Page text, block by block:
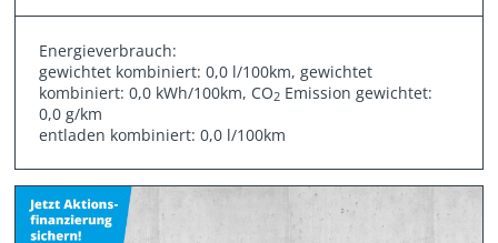
Energieverbrauch:
gewichtet kombiniert: 0,0 l/100km, gewichtet
kombiniert: 0,0 kWh/100km, CO2 Emission gewichtet:
0,0 g/km
entladen kombiniert: 0,0 l/100km